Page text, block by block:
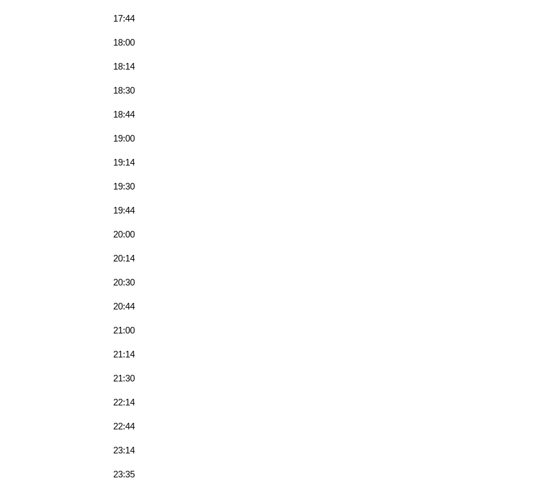
17:44
18:00
18:14
18:30
18:44
19:00
19:14
19:30
19:44
20:00
20:14
20:30
20:44
21:00
21:14
21:30
22:14
22:44
23:14
23:35